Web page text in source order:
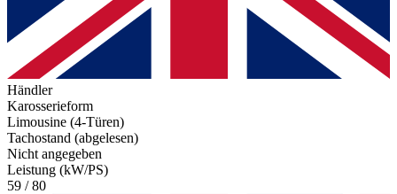
Händler
Karosserieform
Limousine (4-Türen)
Tachostand (abgelesen)
Nicht angegeben
Leistung (kW/PS)
59 / 80